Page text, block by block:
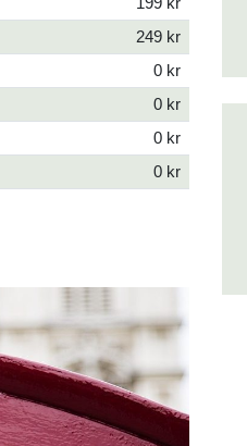
249 kr
0 kr
0 kr
0 kr
0 kr